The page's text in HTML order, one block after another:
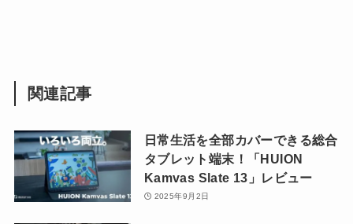
関連記事
日常生活を全部カバーできる総合
タブレット端末！「HUION
Kamvas Slate 13」レビュー
2025年9月2日